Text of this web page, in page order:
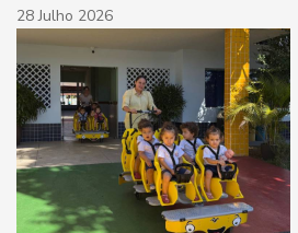
28 Julho 2026